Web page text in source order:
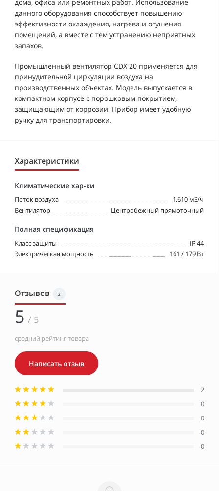
дома, офиса или ремонтных работ. Использование
данного оборудования способствует повышению
эффективности охлаждения, нагрева и осушения
помещений, а вместе с тем устранению неприятных
запахов.
Промышленный вентилятор CDX 20 применяется для
принудительной циркуляции воздуха на
производственных объектах. Модель выпускается в
компактном корпусе с порошковым покрытием,
защищающим от коррозии. Прибор имеет удобную
ручку для транспортировки.
Характеристики
Климатические хар-ки
Поток воздуха
1.610 м3/ч
Вентилятор
Центробежный прямоточный
Полная спецификация
Класс защиты
IP 44
Электрическая мощность
161 / 179 Вт
Отзывов 2
5 / 5
средний рейтинг товара
Написать отзыв
2
0
0
0
0